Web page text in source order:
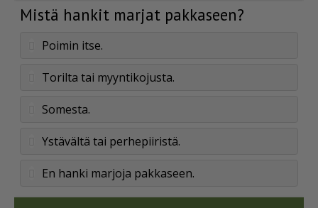
Mistä hankit marjat pakkaseen?
Poimin itse.
Torilta tai myyntikojusta.
Somesta.
Ystävältä tai perhepiiristä.
En hanki marjoja pakkaseen.